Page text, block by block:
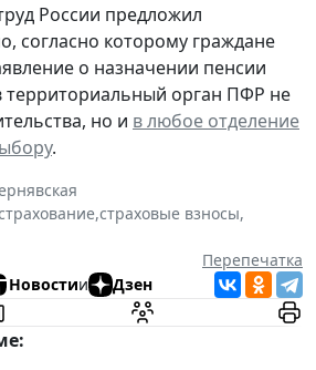
России предложил
согласно которому граждане
о назначении пенсии
территориальный орган ПФР не
но и в любое отделение
.
,страховые взносы,
Перепечатка
Новостии Дзен